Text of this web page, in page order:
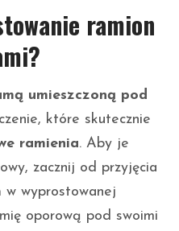
ramion
umieszczoną pod
które skutecznie
ramienia. Aby je
zacznij od przyjęcia
w wyprostowanej
oporową pod swoimi